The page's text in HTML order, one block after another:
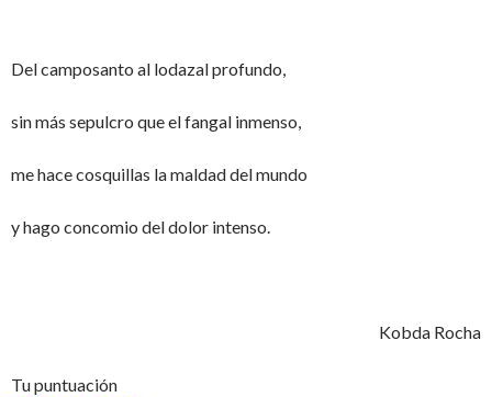
Del camposanto al lodazal profundo,
sin más sepulcro que el fangal inmenso,
me hace cosquillas la maldad del mundo
y hago concomio del dolor intenso.
Kobda Rocha
Tu puntuación